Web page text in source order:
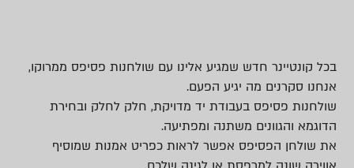
בכל קונטיינר חדש שמגיע אלינו עם שולחנות פסיפס ממרוקו,
אנחנו סקרנים מה יגיע הפעם.
שולחנות פסיפס בעבודת יד מדויקת, חלק לחלק ובחירת
הדוגמא והגוונים משתנה ומפתיעה.
את שולחן הפסיפס אפשר לראות כפריט אמנות שמוסיף